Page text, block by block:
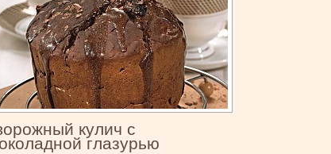
кулич с
глазурью